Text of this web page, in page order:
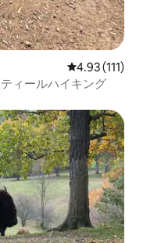
レビュー111
4.93 (111)
ィールハイキング